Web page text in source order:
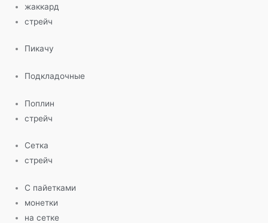
жаккард
стрейч
Пикачу
Подкладочные
Поплин
стрейч
Сетка
стрейч
С пайетками
монетки
на сетке